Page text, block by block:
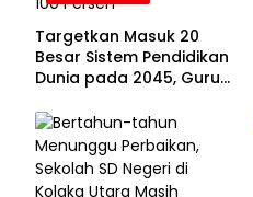
Targetkan Masuk 20
Besar Sistem Pendidikan
Dunia pada 2045, Guru
100 Persen